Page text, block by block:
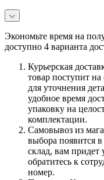
Экономьте время на
доступно 4 варианта
Курьерская
товар поступит на
для уточнения
удобное время
упаковку на
комплектации.
Самовывоз из
выбора появится в
склад, вам придет
обратитесь к
номер.